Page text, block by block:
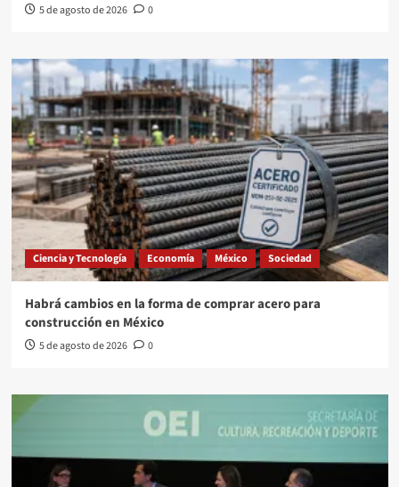
5 de agosto de 2026 0
Ciencia y Tecnología Economía México Sociedad
Habrá cambios en la forma de comprar acero para
construcción en México
5 de agosto de 2026 0